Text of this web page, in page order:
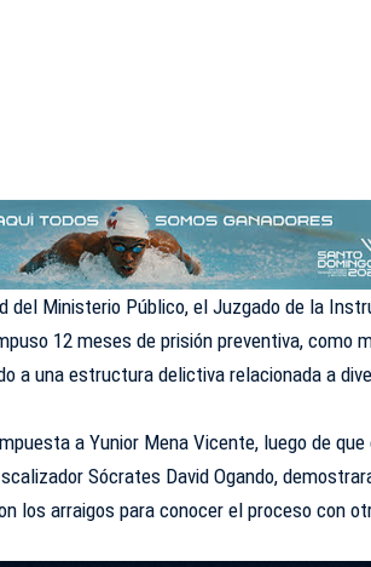
del Ministerio Público, el Juzgado de la
12 meses de prisión preventiva, como
a una estructura delictiva relacionada a
a Yunior Mena Vicente, luego de
Sócrates David Ogando,
los arraigos para conocer el proceso con